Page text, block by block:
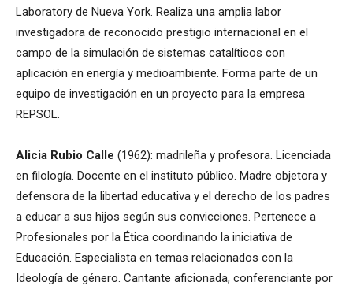
Laboratory de Nueva York. Realiza una amplia labor
investigadora de reconocido prestigio internacional en el
campo de la simulación de sistemas catalíticos con
aplicación en energía y medioambiente. Forma parte de un
equipo de investigación en un proyecto para la empresa
REPSOL.
Alicia Rubio Calle (1962): madrileña y profesora. Licenciada
en filología. Docente en el instituto público. Madre objetora y
defensora de la libertad educativa y el derecho de los padres
a educar a sus hijos según sus convicciones. Pertenece a
Profesionales por la Ética coordinando la iniciativa de
Educación. Especialista en temas relacionados con la
Ideología de género. Cantante aficionada, conferenciante por